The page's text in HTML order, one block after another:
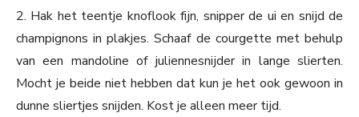
2. Hak het teentje knoflook fijn, snipper de ui en snijd de
champignons in plakjes. Schaaf de courgette met behulp
van een mandoline of juliennesnijder in lange slierten.
Mocht je beide niet hebben dat kun je het ook gewoon in
dunne sliertjes snijden. Kost je alleen meer tijd.